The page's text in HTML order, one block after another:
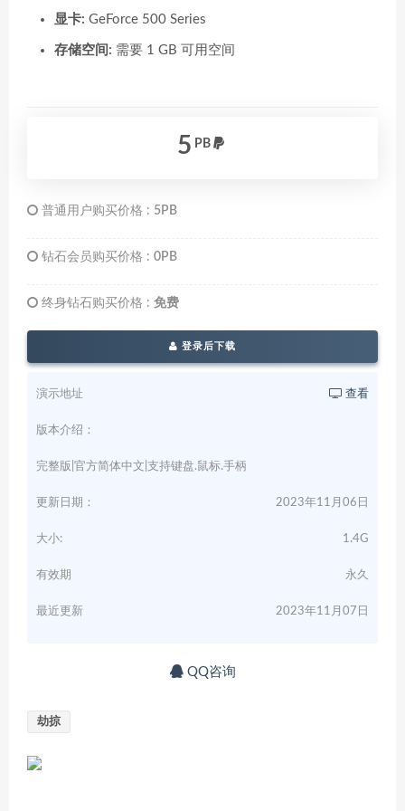
显卡: GeForce 500 Series
存储空间: 需要 1 GB 可用空间
5 PB
普通用户购买价格 : 5PB
钻石会员购买价格 : 0PB
终身钻石购买价格 : 免费
登录后下载
演示地址 查看
版本介绍：
完整版|官方简体中文|支持键盘.鼠标.手柄
更新日期： 2023年11月06日
大小: 1.4G
有效期 永久
最近更新 2023年11月07日
QQ咨询
劫掠